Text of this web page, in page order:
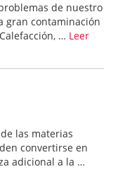
de nuestro
gran contaminación
… Leer
las materias
convertirse en
adicional a la …